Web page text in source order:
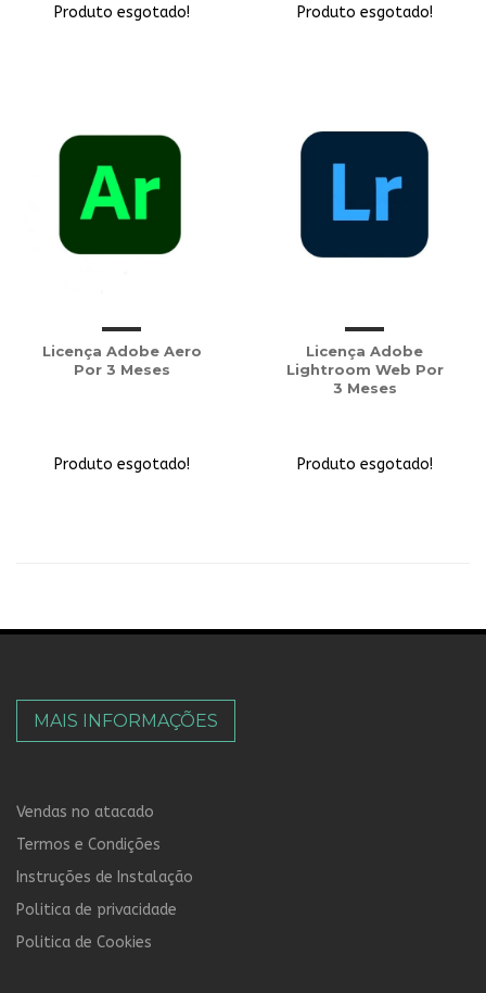
Produto esgotado! Produto esgotado!
Licença Adobe Aero
Por 3 Meses
Produto esgotado!
Licença Adobe
Lightroom Web Por
3 Meses
Produto esgotado!
MAIS INFORMAÇÕES
Vendas no atacado
Termos e Condições
Instruções de Instalação
Politica de privacidade
Politica de Cookies